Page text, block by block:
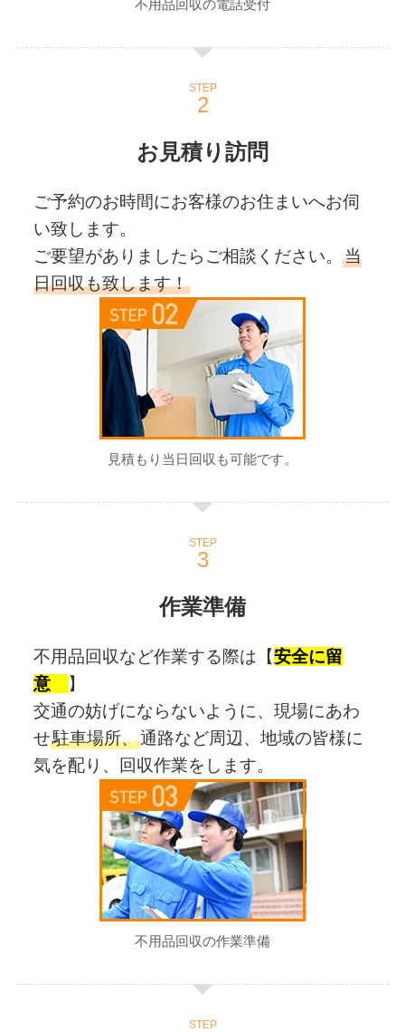
不用品回収の電話受付
STEP
お見積り訪問
ご予約のお時間にお客様のお住まいへお伺
い致します。
ご要望がありましたらご相談ください。 当
日回収も致します！
見積もり当日回収も可能です。
STEP
作業準備
不用品回収など作業する際は【安全に留
意
】
交通の妨げにならないように、現場にあわ
せ駐車場所、通路など周辺、地域の皆様に
気を配り、回収作業をします。
不用品回収の作業準備
STEP